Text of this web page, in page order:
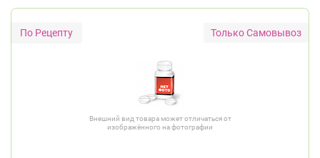
Только Самовывоз
Внешний вид товара может отличаться от
изображённого на фотографии